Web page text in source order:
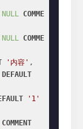
NULL COMME
NULL COMME
'内容' ,
DEFAULT
'1'
COMMENT